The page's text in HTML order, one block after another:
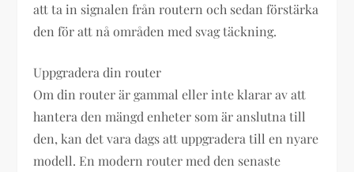
att ta in signalen från routern och sedan förstärka
den för att nå områden med svag täckning.
Uppgradera din router
Om din router är gammal eller inte klarar av att
hantera den mängd enheter som är anslutna till
den, kan det vara dags att uppgradera till en nyare
modell. En modern router med den senaste